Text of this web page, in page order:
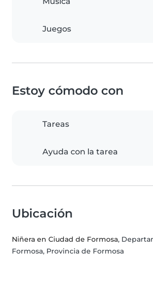
Juegos
Estoy cómodo con
Tareas
Ayuda con la tarea
Ubicación
Niñera en Ciudad de Formosa,
Formosa, Provincia de Formosa